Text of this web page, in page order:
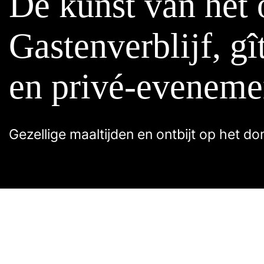
Gastenverblijf,
en privé-
Gastenverblijf,
en privé-